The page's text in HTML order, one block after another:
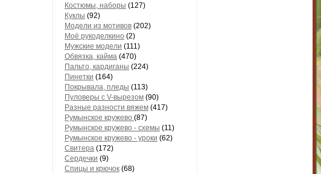
Костюмы, наборы (127)
Куклы (92)
Модели из мотивов (202)
Моё рукоделкино (2)
Мужские модели (111)
Обвязка, кайма (470)
Пальто, кардиганы (224)
Пинетки (164)
Покрывала, пледы (113)
Пуловеры с V-вырезом (90)
Разные разности вяжем (417)
Румынское кружево (87)
Румынское кружево - схемы (11)
Румынское кружево - уроки (62)
Свитера (172)
Сердечки (9)
Спицы и крючок (68)